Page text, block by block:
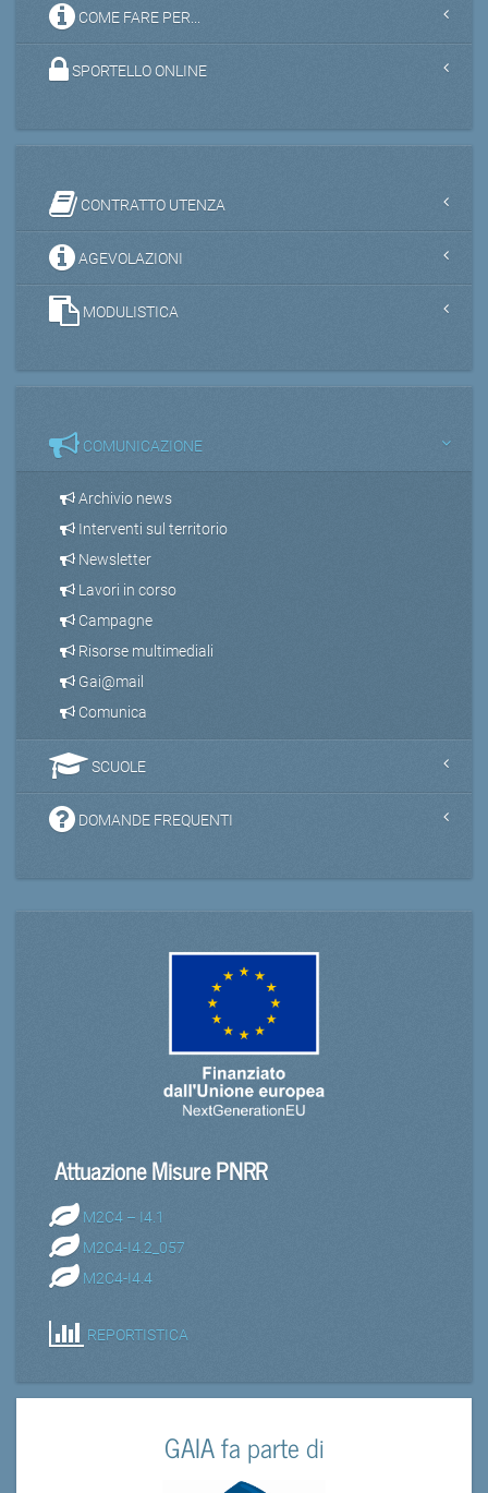
COME FARE PER...
SPORTELLO ONLINE
CONTRATTO UTENZA
AGEVOLAZIONI
MODULISTICA
COMUNICAZIONE
Archivio news
Interventi sul territorio
Newsletter
Lavori in corso
Campagne
Risorse multimediali
Gai@mail
Comunica
SCUOLE
DOMANDE FREQUENTI
Attuazione Misure PNRR
M2C4 – I4.1
M2C4-I4.2_057
M2C4-I4.4
REPORTISTICA
GAIA fa parte di